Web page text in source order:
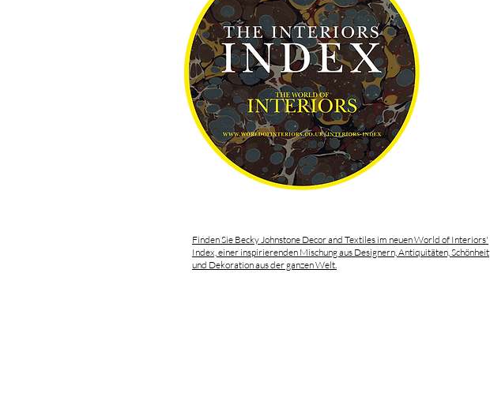
Finden Sie Becky Johnstone Decor and Textiles im neuen World of Interiors'
Index, einer inspirierenden Mischung aus Designern, Antiquitäten, Schönheit
und Dekoration aus der ganzen Welt.